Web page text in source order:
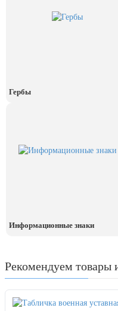
Гербы
Информационные знаки
Рекомендуем товары